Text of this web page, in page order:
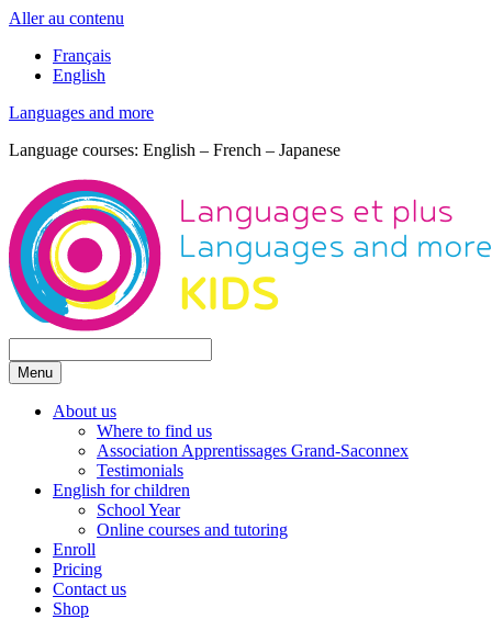
Aller au contenu
Français
English
Languages and more
Language courses: English – French – Japanese
Menu
About us
Where to find us
Association Apprentissages Grand-Saconnex
Testimonials
English for children
School Year
Online courses and tutoring
Enroll
Pricing
Contact us
Shop